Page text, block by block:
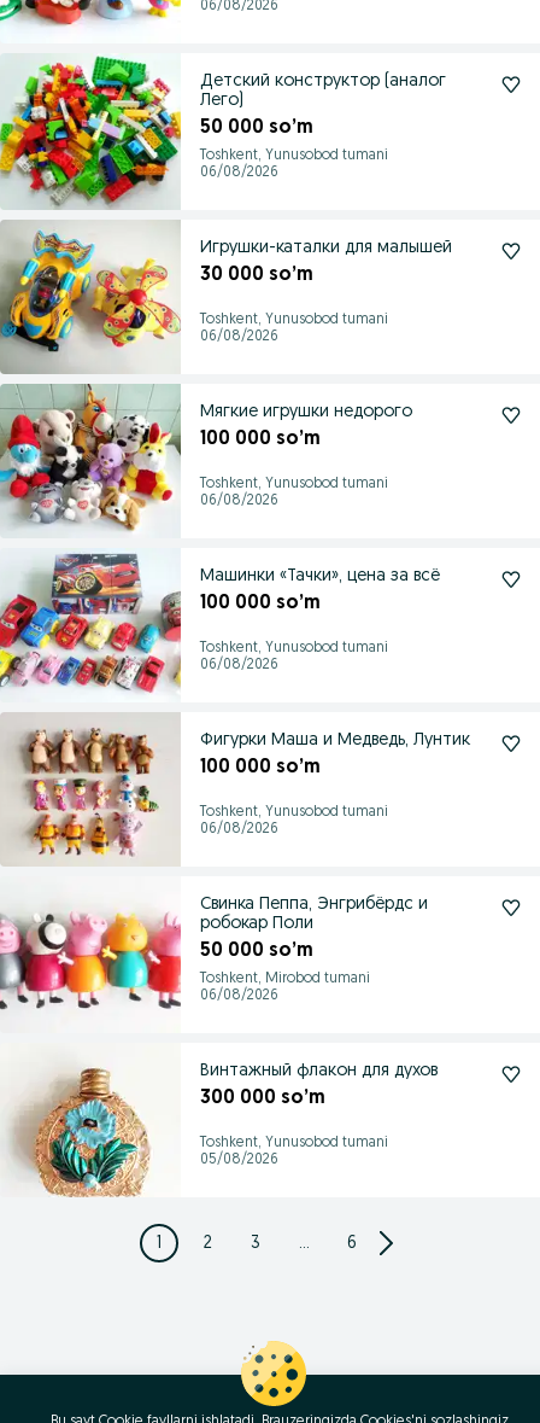
06/08/2026
Детский конструктор (аналог
Лего)
50 000 so’m
Toshkent, Yunusobod tumani
06/08/2026
Игрушки-каталки для малышей
30 000 so’m
Toshkent, Yunusobod tumani
06/08/2026
Мягкие игрушки недорого
100 000 so’m
Toshkent, Yunusobod tumani
06/08/2026
Машинки «Тачки», цена за всё
100 000 so’m
Toshkent, Yunusobod tumani
06/08/2026
Фигурки Маша и Медведь, Лунтик
100 000 so’m
Toshkent, Yunusobod tumani
06/08/2026
Свинка Пеппа, Энгрибёрдс и
робокар Поли
50 000 so’m
Toshkent, Mirobod tumani
06/08/2026
Винтажный флакон для духов
300 000 so’m
Toshkent, Yunusobod tumani
05/08/2026
1 2 3 ... 6